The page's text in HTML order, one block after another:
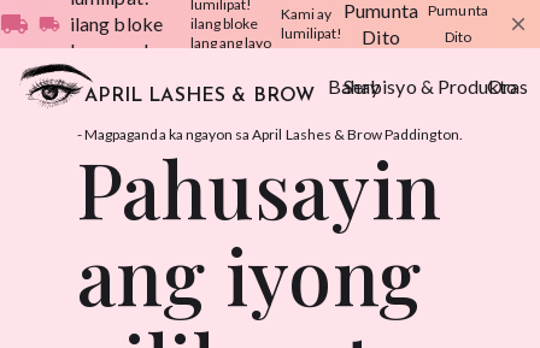
local_shipping local_shipping ilang bloke
lang ang layo
:)
lumilipat!
ilang bloke
lang ang layo
Kami ay
lumilipat!
Pumunta
Dito
Pumunta
Dito
close
APRIL LASHES & BROW Bahay
Serbisyo & Produkto
Oras
- Magpaganda ka ngayon sa April Lashes & Brow Paddington.
Pahusayin
ang iyong